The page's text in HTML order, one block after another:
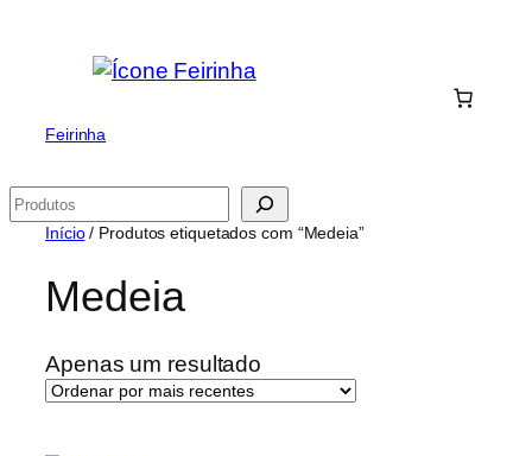
Feirinha
Pesquisar
Início/ Produtos etiquetados com “Medeia”
Medeia
Apenas um resultado